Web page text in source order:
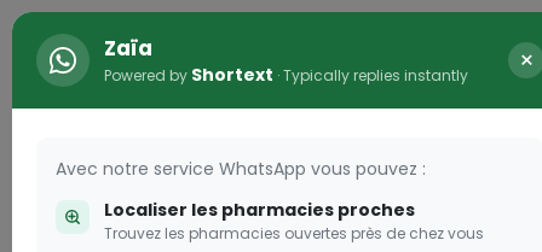
Connexion
Zaïa
Powered by Shortext · Typically replies instantly ×
Avec notre service WhatsApp vous pouvez :
Localiser les pharmacies proches
Trouvez les pharmacies ouvertes près de chez vous